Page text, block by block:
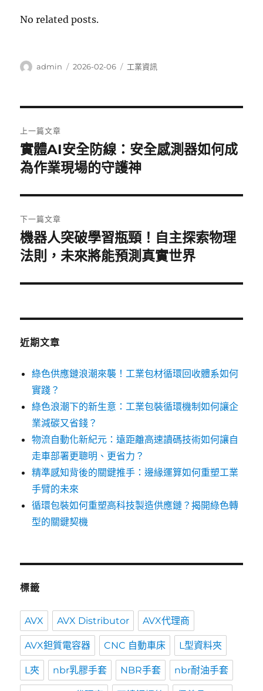
No related posts.
作
admin
發
2026-02-06
分
工業資訊
章
導
覽
上一篇文章
上
一
文
章:
實體AI安全防線：安全感測器如何成
為作業現場的守護神
下一篇文章
下
一
文
機器人突破學習瓶頸！自主探索物理
法則，未來將能預測真實世界
近期文章
綠色供應鏈浪潮來襲！工業包材循環回收體系如何
實踐？
綠色浪潮下的新生意：工業包裝循環機制如何讓企
業減碳又省錢？
物流自動化新紀元：遠距離高速讀碼技術如何讓自
走車部署更聰明、更省力？
精準感知背後的關鍵推手：邊緣運算如何重塑工業
手臂的未來
循環包裝如何重塑高科技製造供應鏈？揭開綠色轉
型的關鍵契機
標籤
AVX AVX Distributor AVX代理商
AVX鉭質電容器 CNC 自動車床 L型資料夾
L夾 nbr乳膠手套 NBR手套 nbr耐油手套